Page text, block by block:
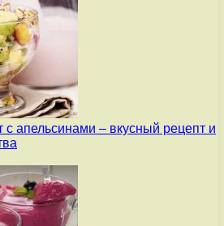
с апельсинами – вкусный рецепт и